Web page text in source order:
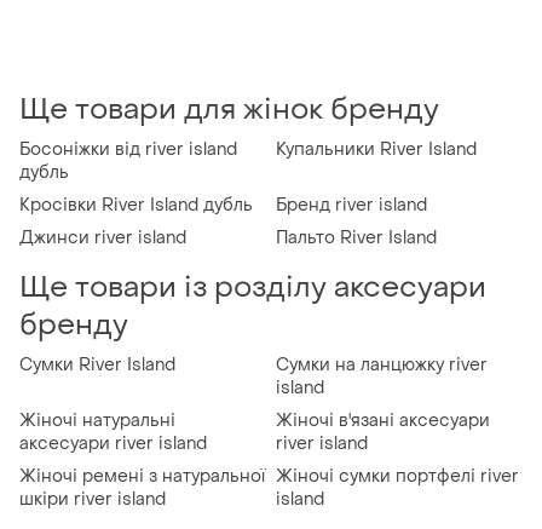
Ще товари для жінок бренду
Босоніжки від river island
дубль
Купальники River Island
Кросівки River Island дубль
Бренд river island
Джинси river island
Пальто River Island
Ще товари із розділу аксесуари
бренду
Сумки River Island
Сумки на ланцюжку river
island
Жіночі натуральні
аксесуари river island
Жіночі в'язані аксесуари
river island
Жіночі ремені з натуральної
шкіри river island
Жіночі сумки портфелі river
island